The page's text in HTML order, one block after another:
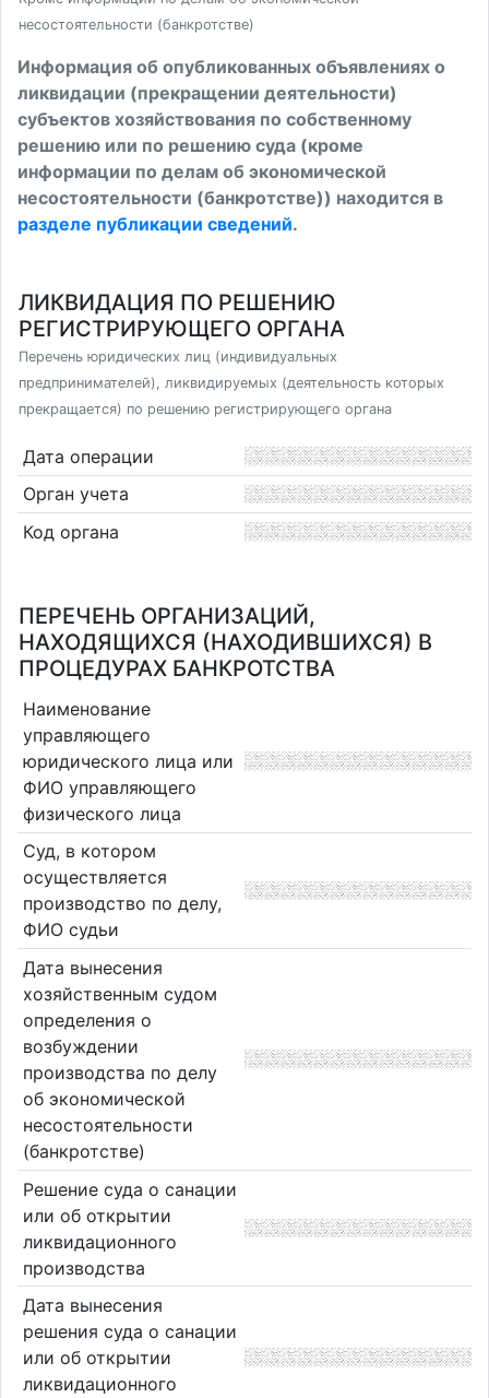
несостоятельности (банкротстве)
Информация об опубликованных объявлениях о
ликвидации (прекращении деятельности)
субъектов хозяйствования по собственному
решению или по решению суда (кроме
информации по делам об экономической
несостоятельности (банкротстве)) находится в
разделе публикации сведений.
ЛИКВИДАЦИЯ ПО РЕШЕНИЮ
РЕГИСТРИРУЮЩЕГО ОРГАНА
Перечень юридических лиц (индивидуальных
предпринимателей), ликвидируемых (деятельность которых
прекращается) по решению регистрирующего органа
Дата операции
Орган учета
Код органа
ПЕРЕЧЕНЬ ОРГАНИЗАЦИЙ,
НАХОДЯЩИХСЯ (НАХОДИВШИХСЯ) В
ПРОЦЕДУРАХ БАНКРОТСТВА
Наименование
управляющего
юридического лица или
ФИО управляющего
физического лица
Суд, в котором
осуществляется
производство по делу,
ФИО судьи
Дата вынесения
хозяйственным судом
определения о
возбуждении
производства по делу
об экономической
несостоятельности
(банкротстве)
Решение суда о санации
или об открытии
ликвидационного
производства
Дата вынесения
решения суда о санации
или об открытии
ликвидационного